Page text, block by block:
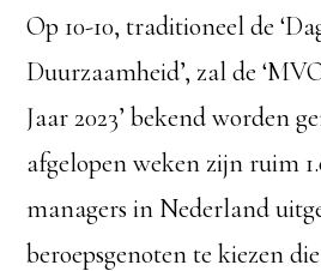
Op 10-10, traditioneel de
Duurzaamheid’, zal de
Jaar 2023’ bekend worden
afgelopen weken zijn ruim
managers in Nederland
beroepsgenoten te kiezen